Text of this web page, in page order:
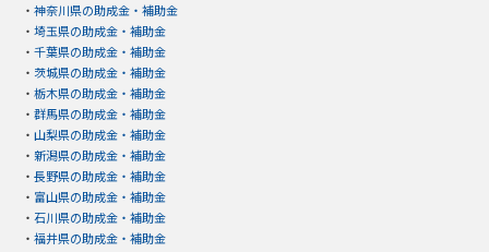
・ 神奈川県の助成金・補助金
・ 埼玉県の助成金・補助金
・ 千葉県の助成金・補助金
・ 茨城県の助成金・補助金
・ 栃木県の助成金・補助金
・ 群馬県の助成金・補助金
・ 山梨県の助成金・補助金
・ 新潟県の助成金・補助金
・ 長野県の助成金・補助金
・ 富山県の助成金・補助金
・ 石川県の助成金・補助金
・ 福井県の助成金・補助金